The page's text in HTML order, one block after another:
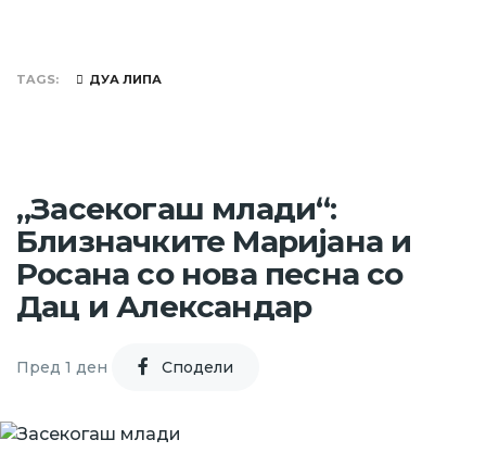
TAGS ДУА ЛИПА
„Засекогаш млади“:
Близначките Маријана и
Росана со нова песна со
Дац и Александар
Пред 1 ден Cподели